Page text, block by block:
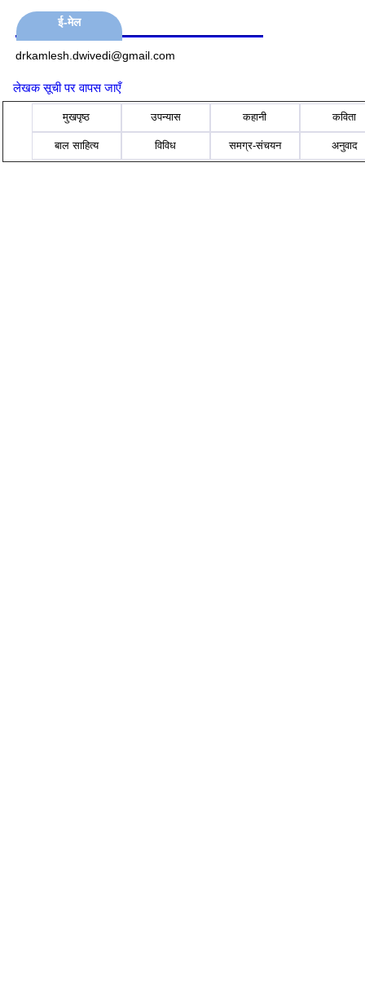
ई-मेल
drkamlesh.dwivedi@gmail.com
लेखक सूची पर वापस जाएँ
मुखपृष्ठ उपन्यास कहानी कविता
बाल साहित्य विविध समग्र-संचयन अनुवाद